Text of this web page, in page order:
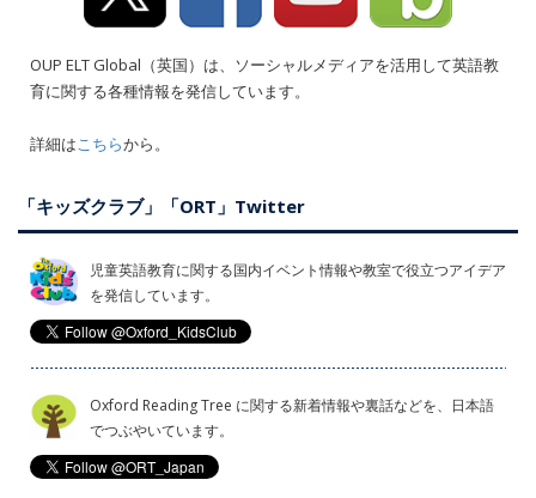
OUP ELT Global（英国）は、ソーシャルメディアを活用して英語教
育に関する各種情報を発信しています。
詳細はこちらから。
「キッズクラブ」「ORT」Twitter
児童英語教育に関する国内イベント情報や教室で役立つアイデア
を発信しています。
Oxford Reading Tree に関する新着情報や裏話などを、日本語
でつぶやいています。